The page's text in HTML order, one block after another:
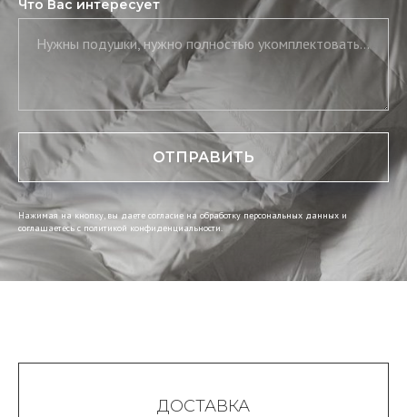
Что Вас интересует
Нужны подушки, нужно полностью укомплектовать постель, нужны скатерть и салфетки
ОТПРАВИТЬ
Нажимая на кнопку, вы даете согласие на обработку персональных данных и
соглашаетесь c политикой конфиденциальности.
ДОСТАВКА